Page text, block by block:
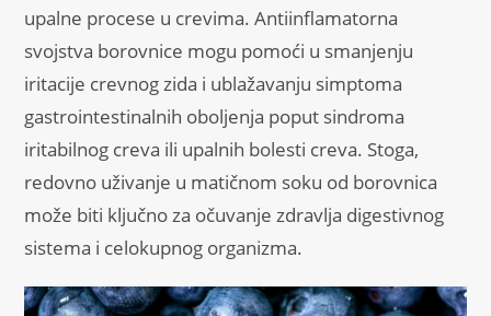
upalne procese u crevima. Antiinflamatorna
svojstva borovnice mogu pomoći u smanjenju
iritacije crevnog zida i ublažavanju simptoma
gastrointestinalnih oboljenja poput sindroma
iritabilnog creva ili upalnih bolesti creva. Stoga,
redovno uživanje u matičnom soku od borovnica
može biti ključno za očuvanje zdravlja digestivnog
sistema i celokupnog organizma.